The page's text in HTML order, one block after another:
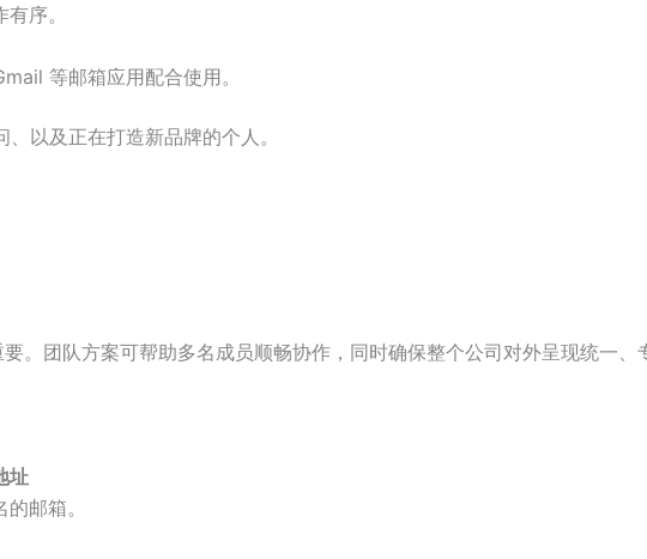
序。
等邮箱应用配合使用。
以及正在打造新品牌的个人。
。团队方案可帮助多名成员顺畅协作，同时确保整个公司对外呈现统一、
址
邮箱。